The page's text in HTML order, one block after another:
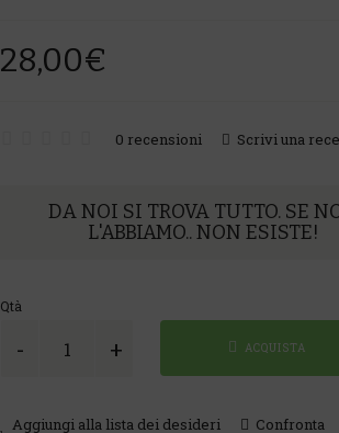
28,00€
0 recensioni Scrivi una
DA NOI SI TROVA TUTTO. SE
L'ABBIAMO.. NON ESISTE!
Qtà
ACQUISTA
Aggiungi alla lista dei desideri Confronta